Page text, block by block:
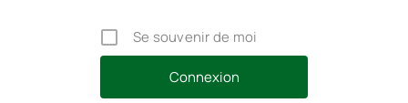
Se souvenir de moi